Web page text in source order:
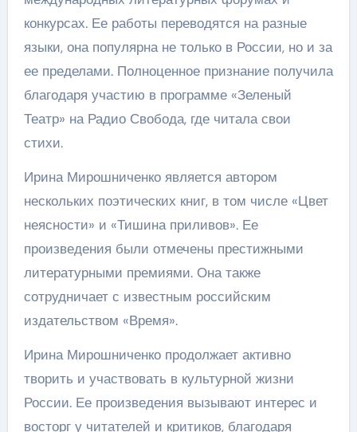
конкурсах. Ее работы переводятся на разные
языки, она популярна не только в России, но и за
ее пределами. Полноценное признание получила
благодаря участию в программе «Зеленый
Театр» на Радио Свобода, где читала свои
стихи.
Ирина Мирошниченко является автором
нескольких поэтических книг, в том числе «Цвет
неясности» и «Тишина приливов». Ее
произведения были отмечены престижными
литературными премиями. Она также
сотрудничает с известным российским
издательством «Время».
Ирина Мирошниченко продолжает активно
творить и участвовать в культурной жизни
России. Ее произведения вызывают интерес и
восторг у читателей и критиков, благодаря